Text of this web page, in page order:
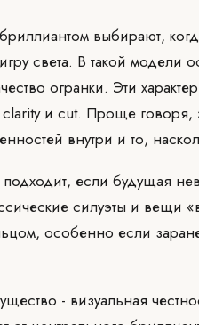
выбирают,
света. В такой
огранки. Эти
и cut. Проще говоря,
внутри и то,
если будущая
силуэты и вещи
особенно если
- визуальная